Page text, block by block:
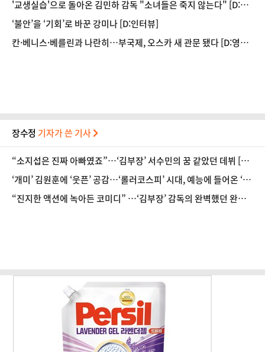
'교생실습'으로 돌아온 김민하 감독 "소녀들은 죽지 않는다" [D:인
터뷰]
‘불안’을 ‘기회’로 바꾼 강미나 [D:인터뷰]
칸·베니스·베를린과 나란히…부국제, 오스카 새 관문 됐다 [D:영
장수정 기자가 쓴 기사
“소지섭은 진짜 아빠였죠”…‘김부장’ 서수민의 꿈 같았던 데뷔 [인
터뷰]
‘개미’ 김원훈에 ‘웃픈’ 공감…‘롤러코스피’ 시대, 예능에 들어온 ‘주
식’ [방송 뷰]
“진지한 액션에 녹아든 코미디” …‘김부장’ 감독의 완벽했던 완급